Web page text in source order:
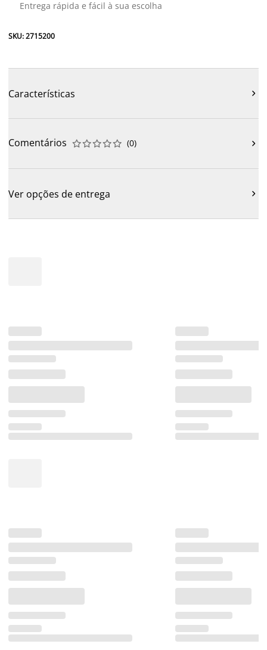
Entrega rápida e fácil à sua escolha
SKU: 2715200
Características 
Comentários 




 (0) 
Ver opções de entrega 